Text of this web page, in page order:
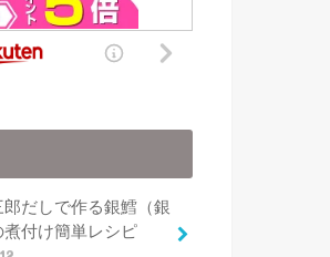
郎だしで作る銀鱈（銀
煮付け簡単レシピ